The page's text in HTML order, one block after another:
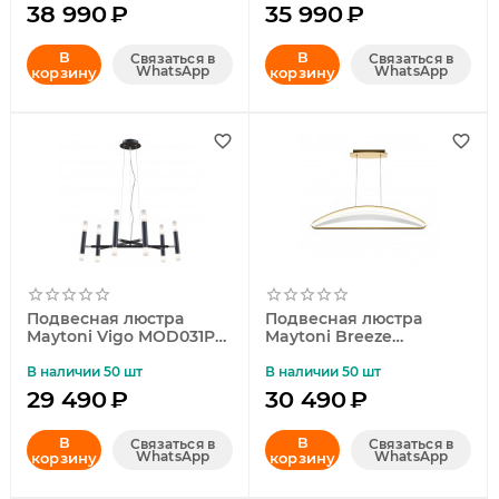
38 990₽
В
корзину
Связаться в
WhatsApp
35 990₽
В
корзину
Связаться в
WhatsApp
Подвесная люстра
Maytoni Vigo MOD031PL-
В наличии 50 шт
29 490₽
В
корзину
Связаться в
WhatsApp
Подвесная люстра
Maytoni Breeze
В наличии 50 шт
30 490₽
В
корзину
Связаться в
WhatsApp